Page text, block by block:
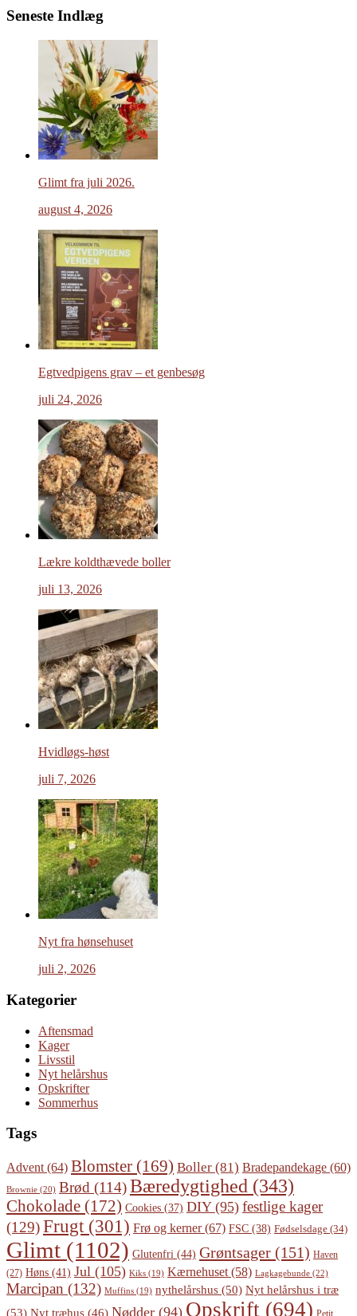
Seneste Indlæg
Glimt fra juli 2026.
august 4, 2026
Egtvedpigens grav – et genbesøg
juli 24, 2026
Lækre koldthævede boller
juli 13, 2026
Hvidløgs-høst
juli 7, 2026
Nyt fra hønsehuset
juli 2, 2026
Kategorier
Aftensmad
Kager
Livsstil
Nyt helårshus
Opskrifter
Sommerhus
Tags
Advent (64) Blomster (169) Boller (81) Bradepandekage (60)
Brownie (20) Brød (114)Bæredygtighed (343)
Chokolade (172) Cookies (37) DIY(95) festlige kager
(129)Frugt (301) Frø og kerner(67) FSC (38) Fødselsdage (34)
Glimt (1102) Glutenfri (44) Grøntsager (151) Haven
(27) Høns (41) Jul (105) Kiks (19) Kærnehuset (58) Lagkagebunde (22)
Marcipan (132) Muffins (19) nythelårshus (50) Nyt helårshus i træ
(53) Nyt træhus (46) Nødder (94) Opskrift (694) Petit